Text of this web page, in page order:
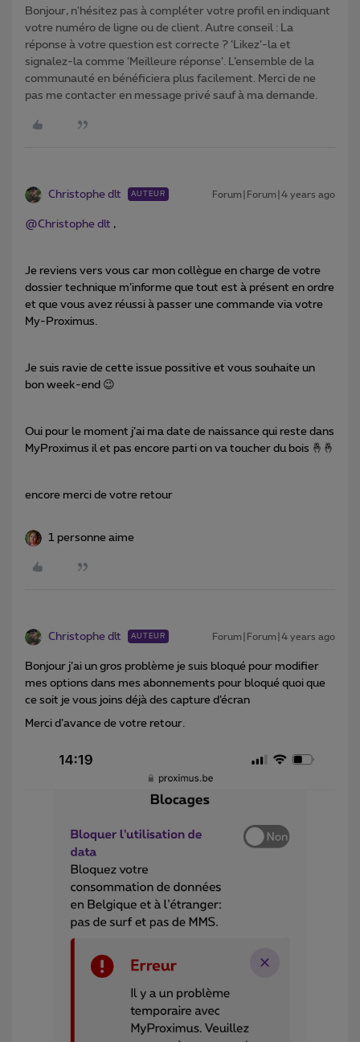
Bonjour, n'hésitez pas à compléter votre profil en indiquant
votre numéro de ligne ou de client. Autre conseil : La
réponse à votre question est correcte ? ‘Likez’-la et
signalez-la comme ‘Meilleure réponse’. L’ensemble de la
communauté en bénéficiera plus facilement. Merci de ne
pas me contacter en message privé sauf à ma demande.
Christophe dlt AUTEUR Forum|Forum|4 years ago
@Christophe dlt ,
Je reviens vers vous car mon collègue en charge de votre
dossier technique m’informe que tout est à présent en ordre
et que vous avez réussi à passer une commande via votre
My-Proximus.
Je suis ravie de cette issue possitive et vous souhaite un
bon week-end 😉
Oui pour le moment j’ai ma date de naissance qui reste dans
MyProximus il et pas encore parti on va toucher du bois 🤞🤞
encore merci de votre retour
1 personne aime
Christophe dlt AUTEUR Forum|Forum|4 years ago
Bonjour j’ai un gros problème je suis bloqué pour modifier
mes options dans mes abonnements pour bloqué quoi que
ce soit je vous joins déjà des capture d’écran
Merci d’avance de votre retour.